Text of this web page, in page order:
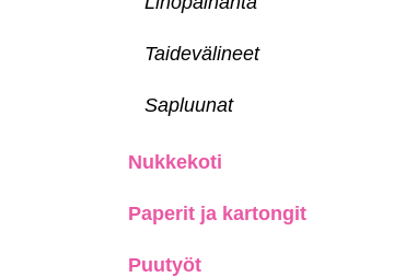
Taidevälineet
Sapluunat
Nukkekoti
Paperit ja kartongit
Puutyöt